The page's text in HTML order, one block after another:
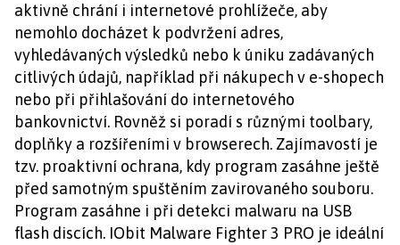
aktivně chrání i internetové prohlížeče, aby
nemohlo docházet k podvržení adres,
vyhledávaných výsledků nebo k úniku zadávaných
citlivých údajů, například při nákupech v e-shopech
nebo při přihlašování do internetového
bankovnictví. Rovněž si poradí s různými toolbary,
doplňky a rozšířeními v browserech. Zajímavostí je
tzv. proaktivní ochrana, kdy program zasáhne ještě
před samotným spuštěním zavirovaného souboru.
Program zasáhne i při detekci malwaru na USB
flash discích. IObit Malware Fighter 3 PRO je ideální